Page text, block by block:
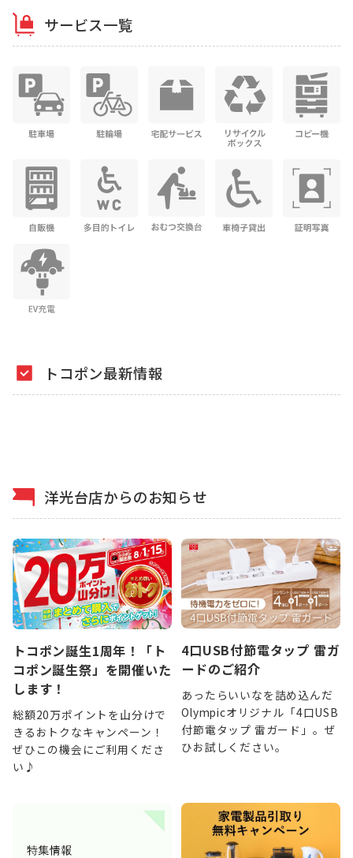
サービス一覧
トコポン最新情報
洋光台店からのお知らせ
トコポン誕生1周年！「ト
コポン誕生祭」を開催いた
します！
総額20万ポイントを山分けで
きるおトクなキャンペーン！
ぜひこの機会にご利用くださ
い♪
4口USB付節電タップ 雷ガ
ードのご紹介
あったらいいなを詰め込んだ
Olympicオリジナル「4口USB
付節電タップ 雷ガード」。ぜ
ひお試しください。